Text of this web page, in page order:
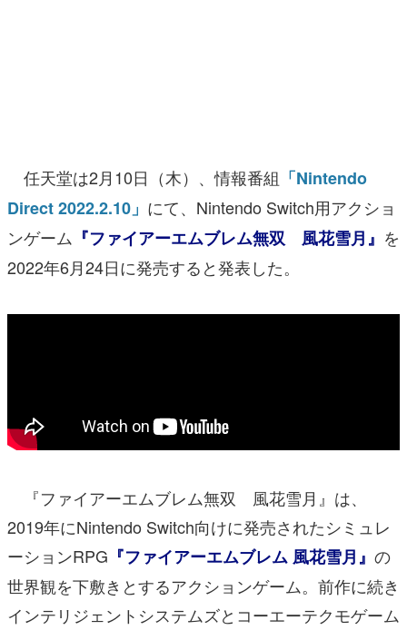
アプリレビュー
その他
電ファミニコゲーマーとは？
任天堂は2月10日（木）、情報番組 「Nintendo
Direct 2022.2.10」 にて、Nintendo Switch用アクショ
ンゲーム 『ファイアーエムブレム無双 風花雪月』 を
2022年6月24日に発売すると発表した。
『ファイアーエムブレム無双 風花雪月』は、
2019年にNintendo Switch向けに発売されたシミュレ
ーションRPG 『ファイアーエムブレム 風花雪月』 の
世界観を下敷きとするアクションゲーム。前作に続き
インテリジェントシステムズとコーエーテクモゲーム